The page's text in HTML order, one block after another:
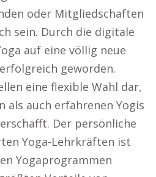
oder Mitgliedschaften
sein. Durch die digitale
auf eine völlig neue
geworden.
eine flexible Wahl dar,
als auch erfahrenen Yogis
Der persönliche
Yoga-Lehrkräften ist
Yogaprogrammen